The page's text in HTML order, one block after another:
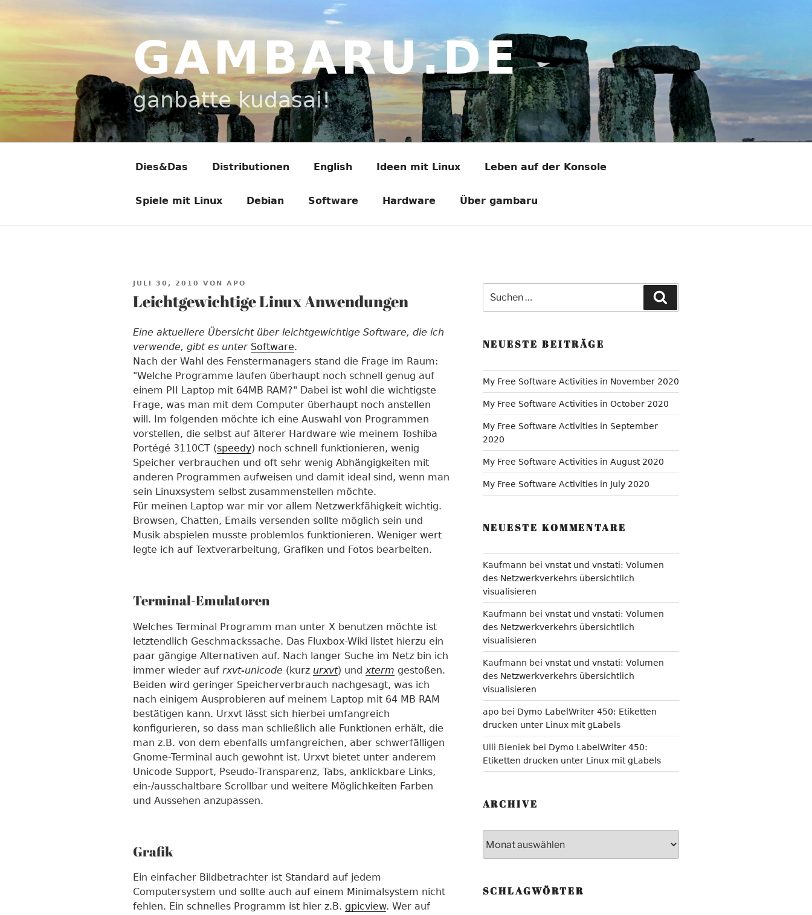
GAMBARU.DE
ganbatte kudasai!
Dies&Das Distributionen English Ideen mit Linux Leben auf der Konsole
Spiele mit Linux Debian Software Hardware Über gambaru
VERÖFFENTLICHT
JULI 30, 2010 VON APO
Leichtgewichtige Linux Anwendungen
Eine aktuellere Übersicht über leichtgewichtige Software, die ich
verwende, gibt es unter Software.
Nach der Wahl des Fenstermanagers stand die Frage im Raum:
"Welche Programme laufen überhaupt noch schnell genug auf
einem PII Laptop mit 64MB RAM?" Dabei ist wohl die wichtigste
Frage, was man mit dem Computer überhaupt noch anstellen
will. Im folgenden möchte ich eine Auswahl von Programmen
vorstellen, die selbst auf älterer Hardware wie meinem Toshiba
Portégé 3110CT (speedy) noch schnell funktionieren, wenig
Speicher verbrauchen und oft sehr wenig Abhängigkeiten mit
anderen Programmen aufweisen und damit ideal sind, wenn man
sein Linuxsystem selbst zusammenstellen möchte.
Für meinen Laptop war mir vor allem Netzwerkfähigkeit wichtig.
Browsen, Chatten, Emails versenden sollte möglich sein und
Musik abspielen musste problemlos funktionieren. Weniger wert
legte ich auf Textverarbeitung, Grafiken und Fotos bearbeiten.
Terminal-Emulatoren
Welches Terminal Programm man unter X benutzen möchte ist
letztendlich Geschmackssache. Das Fluxbox-Wiki listet hierzu ein
paar gängige Alternativen auf. Nach langer Suche im Netz bin ich
immer wieder auf rxvt-unicode (kurz urxvt) und xterm gestoßen.
Beiden wird geringer Speicherverbrauch nachgesagt, was ich
nach einigem Ausprobieren auf meinem Laptop mit 64 MB RAM
bestätigen kann. Urxvt lässt sich hierbei umfangreich
konfigurieren, so dass man schließlich alle Funktionen erhält, die
man z.B. von dem ebenfalls umfangreichen, aber schwerfälligen
Gnome-Terminal auch gewohnt ist. Urxvt bietet unter anderem
Unicode Support, Pseudo-Transparenz, Tabs, anklickbare Links,
ein-/ausschaltbare Scrollbar und weitere Möglichkeiten Farben
und Aussehen anzupassen.
Grafik
Ein einfacher Bildbetrachter ist Standard auf jedem
Computersystem und sollte auch auf einem Minimalsystem nicht
fehlen. Ein schnelles Programm ist hier z.B. gpicview. Wer auf
nach:
NEUESTE BEITRÄGE
My Free Software Activities in November 2020
My Free Software Activities in October 2020
My Free Software Activities in September
2020
My Free Software Activities in August 2020
My Free Software Activities in July 2020
NEUESTE KOMMENTARE
Kaufmann bei vnstat und vnstati: Volumen
des Netzwerkverkehrs übersichtlich
visualisieren
Kaufmann bei vnstat und vnstati: Volumen
des Netzwerkverkehrs übersichtlich
visualisieren
Kaufmann bei vnstat und vnstati: Volumen
des Netzwerkverkehrs übersichtlich
visualisieren
apo bei Dymo LabelWriter 450: Etiketten
drucken unter Linux mit gLabels
Ulli Bieniekbei Dymo LabelWriter 450:
Etiketten drucken unter Linux mit gLabels
ARCHIVE
SCHLAGWÖRTER